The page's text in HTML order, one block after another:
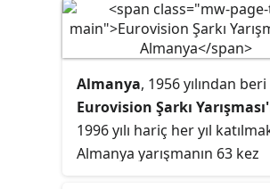
tarafından turnuvaya
ev sahipliği yapacağı
Böylece Brezilya, 1950
sonra ikinci defa bir Dünya
organizasyonunu
Bu organizasyon, 1978'deki
turnuvaya Arjantin'in ev
uluslararası şarkı
Katılımcı ülkelerin her biri
televizyon ve radyo
yayınlanacak bir şarkı seçer,
yarışma EBU'ya bağlı
tarafından canlı yayınlanır ve
katılımcı ülkeler kendi
Almanya, 1956 yılından beri
Eurovision Şarkı Yarışması'
1996 yılı hariç her yıl
Almanya yarışmanın 63 kez